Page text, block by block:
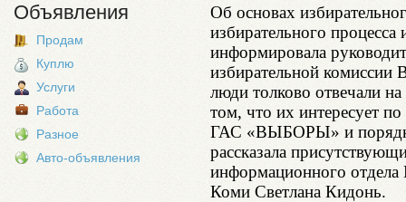
Объявления
Продам
Куплю
Услуги
Работа
Разное
Авто-объявления
Об основах
избирательного
информировала
избирательной
люди толково отвечали
том, что их интересует
ГАС «ВЫБОРЫ» и порядке
рассказала
информационного отдела
Коми Светлана Кидонь.